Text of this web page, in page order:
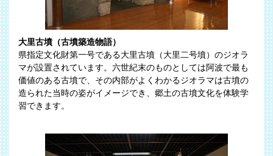
大里古墳（古墳築造物語）
県指定文化財第一号である大里古墳（大里二号墳）のジオラ
マが設置されています。六世紀末のものとしては阿波で最も
価値のある古墳で、その内部がよくわかるジオラマは古墳の
造られた当時の姿がイメージでき、郷土の古墳文化を体験学
習できます。